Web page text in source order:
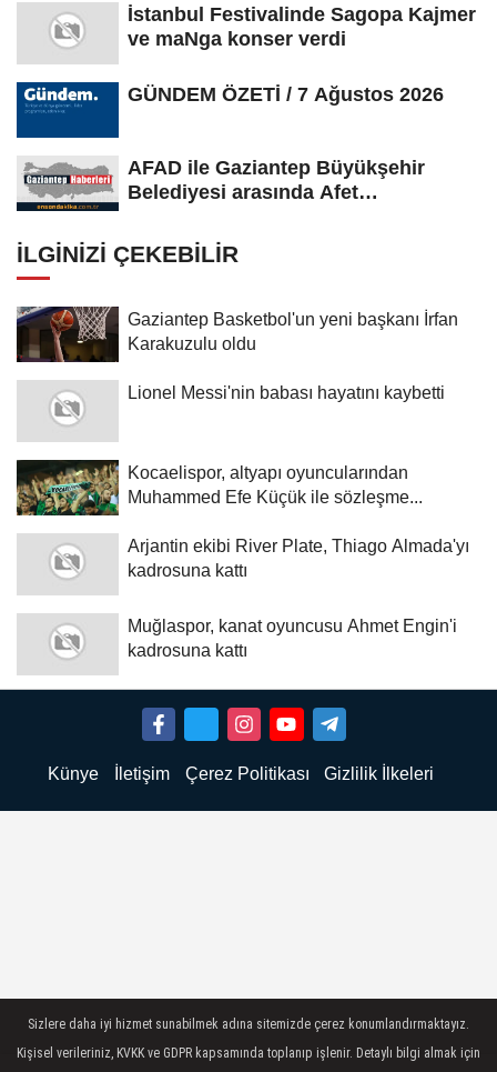
İstanbul Festivalinde Sagopa Kajmer
ve maNga konser verdi
GÜNDEM ÖZETİ / 7 Ağustos 2026
AFAD ile Gaziantep Büyükşehir
Belediyesi arasında Afet
İLGINIZI ÇEKEBILIR
Gaziantep Basketbol'un yeni başkanı İrfan
Karakuzulu oldu
Lionel Messi'nin babası hayatını kaybetti
Kocaelispor, altyapı oyuncularından
Muhammed Efe Küçük ile sözleşme...
Arjantin ekibi River Plate, Thiago Almada'yı
kadrosuna kattı
Muğlaspor, kanat oyuncusu Ahmet Engin'i
kadrosuna kattı
Künye İletişim Çerez Politikası Gizlilik İlkeleri
Sizlere daha iyi hizmet sunabilmek adına sitemizde çerez konumlandırmaktayız.
Kişisel verileriniz, KVKK ve GDPR kapsamında toplanıp işlenir. Detaylı bilgi almak için